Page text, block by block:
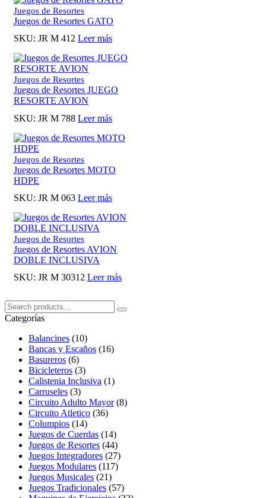
Juegos de Resortes
Juegos de Resortes GATO
SKU: JR M 412 Leer más
Juegos de Resortes
Juegos de Resortes JUEGO
RESORTE AVION
SKU: JR M 788 Leer más
Juegos de Resortes
Juegos de Resortes MOTO
HDPE
SKU: JR M 063 Leer más
Juegos de Resortes
Juegos de Resortes AVION
DOBLE INCLUSIVA
SKU: JR M 30312 Leer más
Buscar:
Search
Categorías
Balancines (10)
Bancas y Escaños (16)
Basureros (6)
Bicicleteros (3)
Calistenia Inclusiva (1)
Carruseles (3)
Circuito Adulto Mayor (8)
Circuito Atletico (36)
Columpios (14)
Juegos de Cuerdas (14)
Juegos de Resortes (44)
Juegos Integradores (27)
Juegos Modulares (117)
Juegos Musicales (21)
Juegos Tradicionales (57)